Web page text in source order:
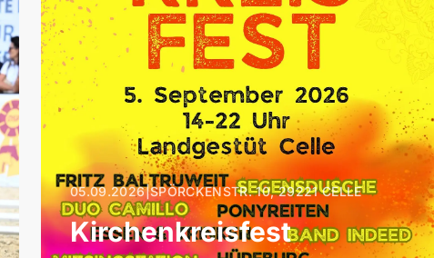
05.09.2026|SPÖRCKENSTR. 10, 29221 CELLE
Kirchenkreisfest